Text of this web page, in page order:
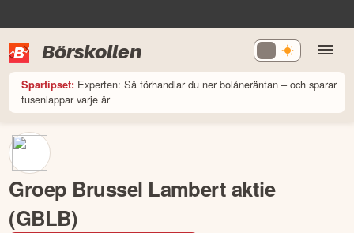
Börskollen
Spartipset: Experten: Så förhandlar du ner bolåneräntan – och sparar
tusenlappar varje år
Groep Brussel Lambert aktie
(GBLB)